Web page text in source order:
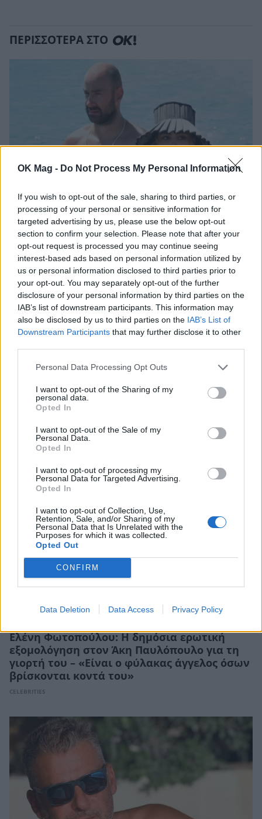
OK Mag - Do Not Process My Personal Information
If you wish to opt-out of the sale, sharing to third parties, or
processing of your personal or sensitive information for
targeted advertising by us, please use the below opt-out
section to confirm your selection. Please note that after your
opt-out request is processed you may continue seeing
interest-based ads based on personal information utilized by
us or personal information disclosed to third parties prior to
your opt-out. You may separately opt-out of the further
disclosure of your personal information by third parties on the
IAB’s list of downstream participants. This information may
also be disclosed by us to third parties on the IAB’s List of
Downstream Participants that may further disclose it to other
Personal Data Processing Opt Outs
I want to opt-out of the Sharing of my
personal data.
Opted In
I want to opt-out of the Sale of my
Personal Data.
Opted In
I want to opt-out of processing my
Personal Data for Targeted Advertising.
Opted In
I want to opt-out of Collection, Use,
Retention, Sale, and/or Sharing of my
Personal Data that Is Unrelated with the
Purposes for which it was collected.
Opted Out
CONFIRM
Data Deletion Data Access Privacy Policy
ΠΕΡΙΣΣΟΤΕΡΑ ΣΤΟ
Βασίλης Σπανούλης – Ολυμπία Χοψονίδου:
Διακοπές στην Πάρο με τα παιδιά τους!
PAPARAZZI
Γρηγόρης Γκουντάρας: Το χιουμοριστικό
βίντεο και η συμβουλή στους παντρεμένους
Ελένη Φωτοπούλου: Η δημόσια ερωτική
εξομολόγηση στον Άκη Παυλόπουλο για τη
γιορτή του – «Είναι ο φύλακας άγγελος όσων
βρίσκονται κοντά του»
CELEBRITIES